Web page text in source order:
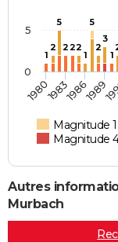
1
2
5
2 22
1
5
2
3
1
Magnitude 1
Magnitude
1980198319861989
0
5
Autres
Murbach